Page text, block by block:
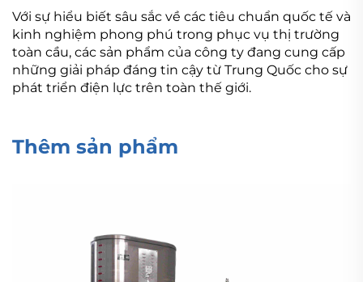
Với sự hiểu biết sâu sắc về các tiêu chuẩn quốc tế và
kinh nghiệm phong phú trong phục vụ thị trường
toàn cầu, các sản phẩm của công ty đang cung cấp
những giải pháp đáng tin cậy từ Trung Quốc cho sự
phát triển điện lực trên toàn thế giới.
Thêm sản phẩm